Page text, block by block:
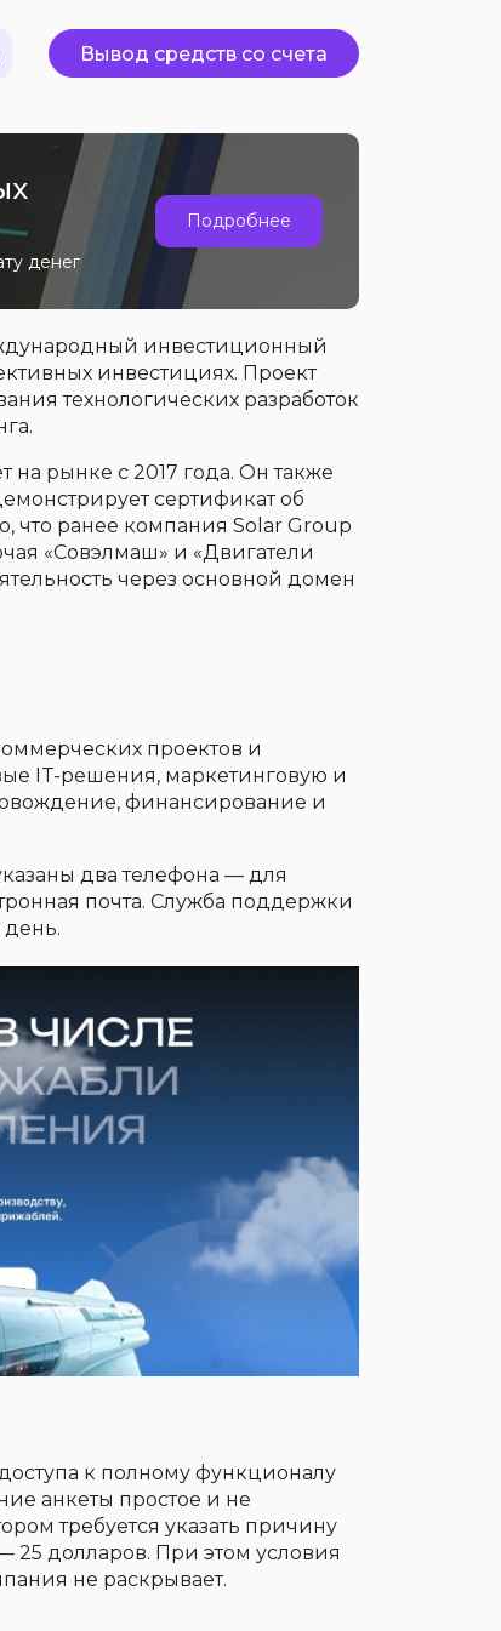
Вывод средств со счета
денег
Подробнее
инвестиционный
инвестициях. Проект
технологических разработок
на рынке с 2017 года. Он также
сертификат об
что ранее компания Solar Group
«Совэлмаш» и «Двигатели
через основной домен
проектов и
IT-решения, маркетинговую и
финансирование и
два телефона — для
почта. Служба поддержки
к полному функционалу
анкеты простое и не
требуется указать причину
25 долларов. При этом условия
не раскрывает.